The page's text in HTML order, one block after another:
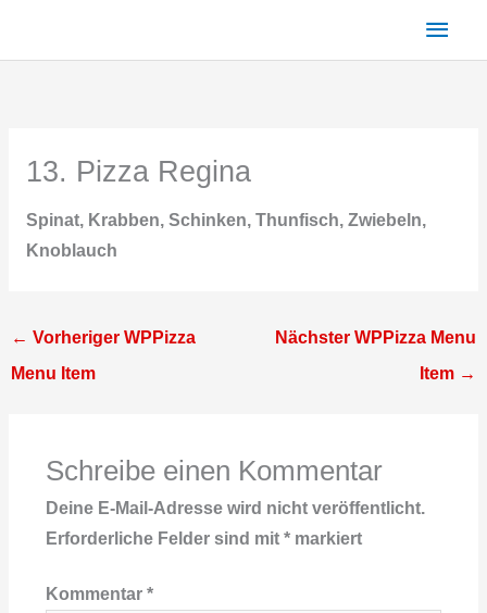
13. Pizza Regina
Spinat, Krabben, Schinken, Thunfisch, Zwiebeln,
Knoblauch
← Vorheriger WPPizza
Menu Item
Nächster WPPizza Menu
Item →
Schreibe einen Kommentar
Deine E-Mail-Adresse wird nicht veröffentlicht.
Erforderliche Felder sind mit *markiert
Kommentar *